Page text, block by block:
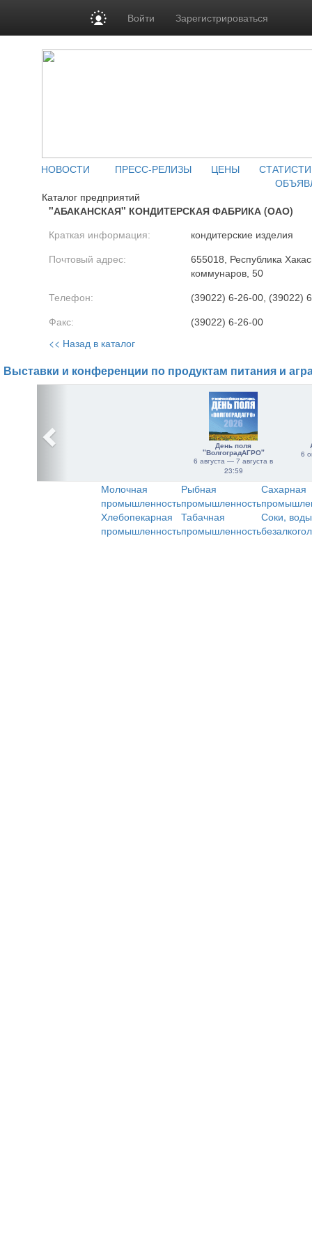
Войти Зарегистрироваться
НОВОСТИ ПРЕСС-РЕЛИЗЫ ЦЕНЫ
Каталог предприятий
"АБАКАНСКАЯ" КОНДИТЕРСКАЯ ФАБРИКА (ОАО)
Краткая информация: кондитерские изделия
Почтовый адрес:
655018, Республика
коммунаров, 50
Телефон: (39022) 6-26-00, (39022)
Факс: (39022) 6-26-00
<< Назад в каталог
Выставки и конференции по продуктам питания и
День поля
"ВолгоградАГРО"
6 августа — 7 августа в
23:59
6
Молочная
промышленность
Рыбная
промышленность
Сахарная
Хлебопекарная
промышленность
Табачная
промышленность
Соки,